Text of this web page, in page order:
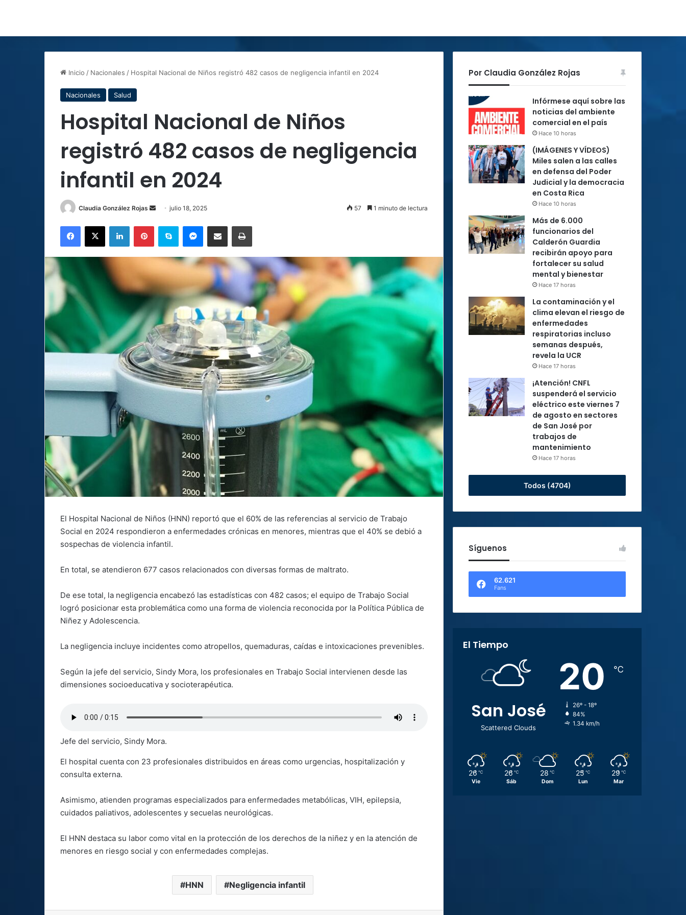
Inicio / Nacionales / Hospital Nacional de Niños registró 482 casos de negligencia infantil en 2024
Nacionales Salud
Hospital Nacional de Niños
registró 482 casos de negligencia
infantil en 2024
Claudia González Rojas
Send
email
julio 18, 2025 57 1 minuto de lectura
Facebook
X LinkedInPinterestSkype MessengerCompartir por correo electrónicoImprimir
El Hospital Nacional de Niños (HNN) reportó que el 60% de las referencias al servicio de Trabajo
Social en 2024 respondieron a enfermedades crónicas en menores, mientras que el 40% se debió a
sospechas de violencia infantil.
En total, se atendieron 677 casos relacionados con diversas formas de maltrato.
De ese total, la negligencia encabezó las estadísticas con 482 casos; el equipo de Trabajo Social
logró posicionar esta problemática como una forma de violencia reconocida por la Política Pública de
Niñez y Adolescencia.
La negligencia incluye incidentes como atropellos, quemaduras, caídas e intoxicaciones prevenibles.
Según la jefe del servicio, Sindy Mora, los profesionales en Trabajo Social intervienen desde las
dimensiones socioeducativa y socioterapéutica.
Jefe del servicio, Sindy Mora.
El hospital cuenta con 23 profesionales distribuidos en áreas como urgencias, hospitalización y
consulta externa.
Asimismo, atienden programas especializados para enfermedades metabólicas, VIH, epilepsia,
cuidados paliativos, adolescentes y secuelas neurológicas.
El HNN destaca su labor como vital en la protección de los derechos de la niñez y en la atención de
menores en riesgo social y con enfermedades complejas.
HNN Negligencia infantil
Por Claudia González Rojas
Infórmese aquí sobre las
noticias del ambiente
comercial en el país
Hace 10 horas
(IMÁGENES Y VÍDEOS)
Miles salen a las calles
en defensa del Poder
Judicial y la democracia
en Costa Rica
Hace 10 horas
Más de 6.000
funcionarios del
Calderón Guardia
recibirán apoyo para
fortalecer su salud
mental y bienestar
Hace 17 horas
La contaminación y el
clima elevan el riesgo de
enfermedades
respiratorias incluso
semanas después,
revela la UCR
Hace 17 horas
¡Atención! CNFL
suspenderá el servicio
eléctrico este viernes 7
de agosto en sectores
de San José por
trabajos de
mantenimiento
Hace 17 horas
Todos (4704)
Síguenos
62.621
Fans
El Tiempo
San José
Scattered Clouds
20 ℃
26º - 18º
84%
1.34 km/h
26 ℃
Vie
26 ℃
Sáb
28 ℃
Dom
25 ℃
Lun
29 ℃
Mar